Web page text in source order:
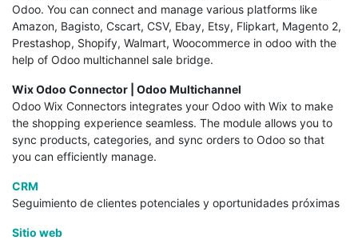
Odoo. You can connect and manage various platforms like
Amazon, Bagisto, Cscart, CSV, Ebay, Etsy, Flipkart, Magento 2,
Prestashop, Shopify, Walmart, Woocommerce in odoo with the
help of Odoo multichannel sale bridge.
Wix Odoo Connector | Odoo Multichannel
Odoo Wix Connectors integrates your Odoo with Wix to make
the shopping experience seamless. The module allows you to
sync products, categories, and sync orders to Odoo so that
you can efficiently manage.
CRM
Seguimiento de clientes potenciales y oportunidades próximas
Sitio web